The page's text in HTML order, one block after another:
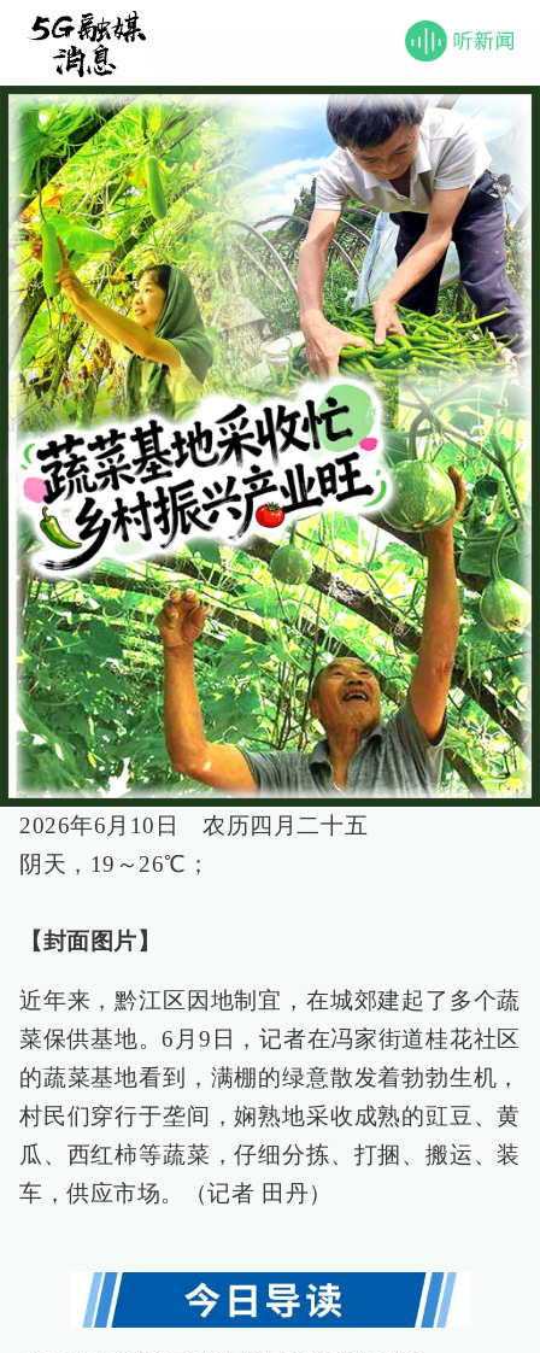
2026年6月10日 农历四月二十五
阴天，19～26℃；
【封面图片】
近年来，黔江区因地制宜，在城郊建起了多个蔬
菜保供基地。6月9日，记者在冯家街道桂花社区
的蔬菜基地看到，满棚的绿意散发着勃勃生机，
村民们穿行于垄间，娴熟地采收成熟的豇豆、黄
瓜、西红柿等蔬菜，仔细分拣、打捆、搬运、装
车，供应市场。（记者 田丹）